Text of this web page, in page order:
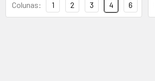
Colunas: 1 2 3 4 6